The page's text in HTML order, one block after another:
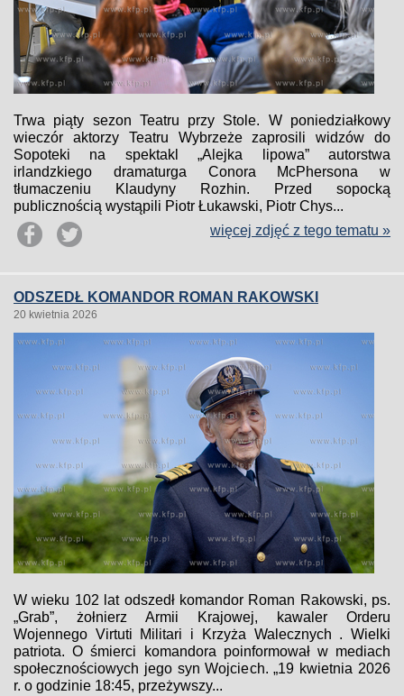
Trwa piąty sezon Teatru przy Stole. W poniedziałkowy
wieczór aktorzy Teatru Wybrzeże zaprosili widzów do
Sopoteki na spektakl „Alejka lipowa” autorstwa
irlandzkiego dramaturga Conora McPhersona w
tłumaczeniu Klaudyny Rozhin. Przed sopocką
publicznością wystąpili Piotr Łukawski, Piotr Chys...
więcej zdjęć z tego tematu »
ODSZEDŁ KOMANDOR ROMAN RAKOWSKI
20 kwietnia 2026
W wieku 102 lat odszedł komandor Roman Rakowski, ps.
„Grab”, żołnierz Armii Krajowej, kawaler Orderu
Wojennego Virtuti Militari i Krzyża Walecznych . Wielki
patriota. O śmierci komandora poinformował w mediach
społecznościowych jego syn Wojciech. „19 kwietnia 2026
r. o godzinie 18:45, przeżywszy...